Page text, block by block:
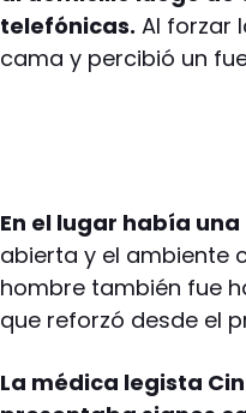
telefónicas. Al forzar
cama y percibió un
En el lugar había
abierta y el ambiente
hombre también fue
que reforzó desde el
La médica legista